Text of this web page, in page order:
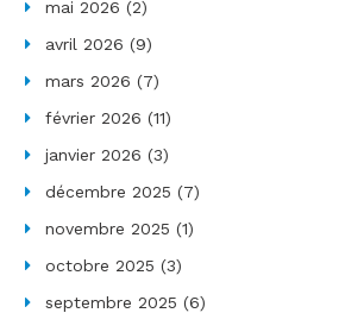
mai 2026 (2)
avril 2026 (9)
mars 2026 (7)
février 2026 (11)
janvier 2026 (3)
décembre 2025 (7)
novembre 2025 (1)
octobre 2025 (3)
septembre 2025 (6)